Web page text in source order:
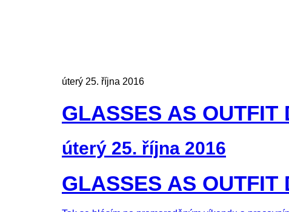
úterý 25. října 2016
GLASSES AS OUTFIT
úterý 25. října 2016
GLASSES AS OUTFIT